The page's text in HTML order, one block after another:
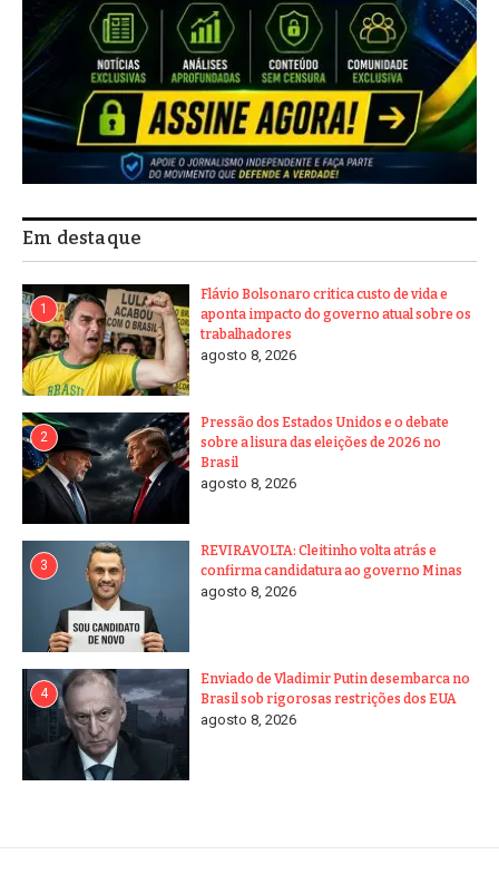
Em destaque
1
Flávio Bolsonaro critica custo de vida e
aponta impacto do governo atual sobre os
trabalhadores
agosto 8, 2026
2
Pressão dos Estados Unidos e o debate
sobre a lisura das eleições de 2026 no
Brasil
agosto 8, 2026
3
REVIRAVOLTA: Cleitinho volta atrás e
confirma candidatura ao governo Minas
agosto 8, 2026
4
Enviado de Vladimir Putin desembarca no
Brasil sob rigorosas restrições dos EUA
agosto 8, 2026